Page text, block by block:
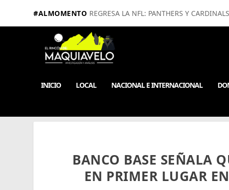
#ALMOMENTO REGRESA LA NFL: PANTHERS Y
INICIO LOCAL NACIONAL E INTERNACIONAL
BANCO BASE SEÑALA
EN PRIMER LUGAR